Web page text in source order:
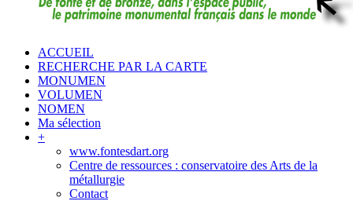
ACCUEIL
RECHERCHE PAR LA CARTE
MONUMEN
VOLUMEN
NOMEN
Ma sélection
+
www.fontesdart.org
Centre de ressources : conservatoire des Arts de la
métallurgie
Contact